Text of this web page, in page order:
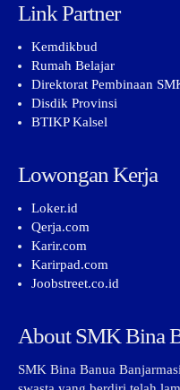
Link Partner
Kemdikbud
Rumah Belajar
Direktorat Pembinaan
Disdik Provinsi
BTIKP Kalsel
Lowongan Kerja
Loker.id
Qerja.com
Karir.com
Karirpad.com
Joobstreet.co.id
About SMK Bina
SMK Bina Banua